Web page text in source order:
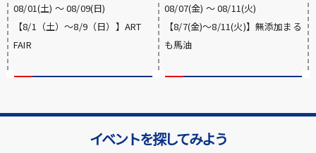
08/01(土) 〜 08/09(日)
【8/1（土）～8/9（日）】ART
FAIR
08/07(金) 〜 08/11(火)
【8/7(金)～8/11(火)】無添加まる
も馬油
イベントを探してみよう